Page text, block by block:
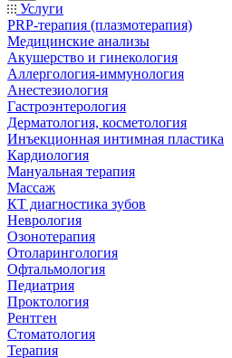
Услуги
PRP-терапия (плазмотерапия)
Медицинские анализы
Акушерство и гинекология
Аллергология-иммунология
Анестезиология
Гастроэнтерология
Дерматология, косметология
Инъекционная интимная пластика
Кардиология
Мануальная терапия
Массаж
КТ диагностика зубов
Неврология
Озонотерапия
Отоларингология
Офтальмология
Педиатрия
Проктология
Рентген
Стоматология
Терапия